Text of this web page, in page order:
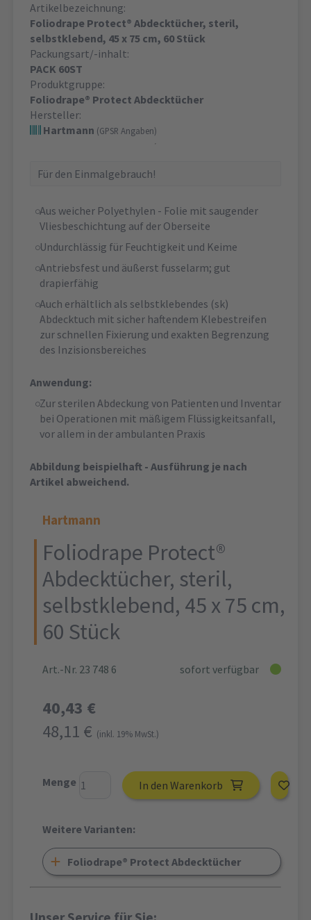
Artikelbezeichnung:
Foliodrape Protect® Abdecktücher, steril,
selbstklebend, 45 x 75 cm, 60 Stück
Packungsart/-inhalt:
PACK 60ST
Produktgruppe:
Foliodrape® Protect Abdecktücher
Hersteller:
Hartmann (GPSR Angaben)
Für den Einmalgebrauch!
Aus weicher Polyethylen - Folie mit saugender
Vliesbeschichtung auf der Oberseite
Undurchlässig für Feuchtigkeit und Keime
Antriebsfest und äußerst fusselarm; gut
drapierfähig
Auch erhältlich als selbstklebendes (sk)
Abdecktuch mit sicher haftendem Klebestreifen
zur schnellen Fixierung und exakten Begrenzung
des Inzisionsbereiches
Anwendung:
Zur sterilen Abdeckung von Patienten und Inventar
bei Operationen mit mäßigem Flüssigkeitsanfall,
vor allem in der ambulanten Praxis
Abbildung beispielhaft - Ausführung je nach
Artikel abweichend.
Hartmann
Foliodrape Protect®
Abdecktücher, steril,
selbstklebend, 45 x 75 cm,
60 Stück
Art.-Nr. 23 748 6 sofort verfügbar
40,43 €
48,11 € (inkl. 19% MwSt.)
Menge In den Warenkorb
Weitere Varianten:
Foliodrape® Protect Abdecktücher